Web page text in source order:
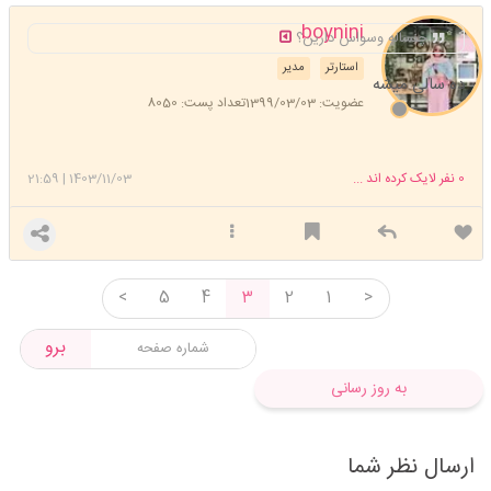
boynini
مدیر استارتر
عضویت: 1399/03/03 تعداد پست: 8050
چنساله وسواس دارین؟
ده سالی میشه
1403/11/03
|
21:59 0 نفر لایک کرده اند ...
>
1
2
3
4
5
<
برو
به روز رسانی
ارسال نظر شما